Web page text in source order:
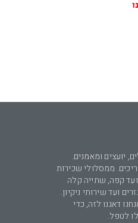
יועצים ומאמנים.
ממסלולי שכירות
קפה, שתייה קלה
ועד שירותי ניקיון.
דאגנו לזה, כדי
לטפל.